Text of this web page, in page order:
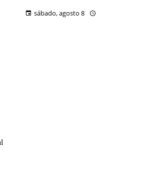
sábado, agosto 8